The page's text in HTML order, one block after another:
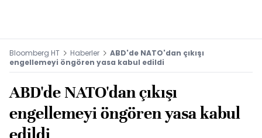
Bloomberg HT Haberler
ABD'de NATO'dan çıkışı
engellemeyi öngören yasa kabul edildi
ABD'de NATO'dan çıkışı
engellemeyi öngören yasa kabul